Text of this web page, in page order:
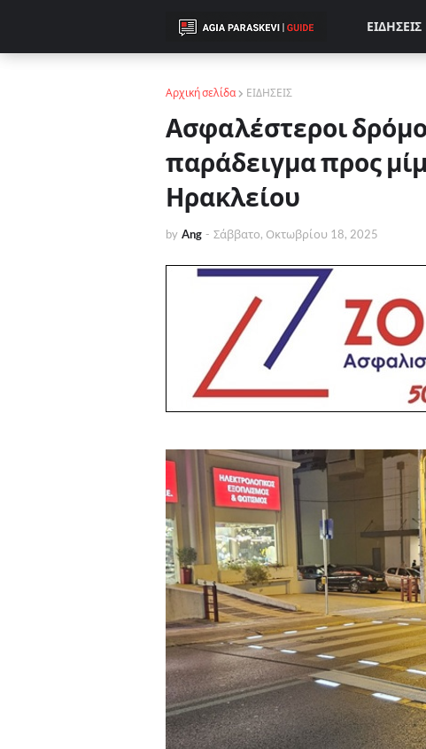
ΕΙΔΗΣΕΙΣ
Αρχική σελίδα ΕΙΔΗΣΕΙΣ
Ασφαλέστεροι
παράδειγμα προς
Ηρακλείου
by Ang - Σάββατο, Οκτωβρίου 18, 2025